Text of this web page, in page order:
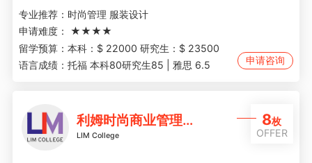
专业推荐： 时尚管理 服装设计
申请难度：
★★★★
留学预算： 本科：$ 22000 研究生：$ 23500
语言成绩： 托福 本科80研究生85 | 雅思 6.5 申请咨询
利姆时尚商业管理学院
LIM College
8枚
OFFER